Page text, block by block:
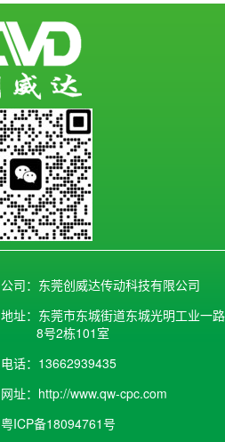
公司：东莞创威达传动科技有限公司
地址：东莞市东城街道东城光明工业一路
8号2栋101室
电话：13662939435
网址： http://www.qw-cpc.com
粤ICP备18094761号